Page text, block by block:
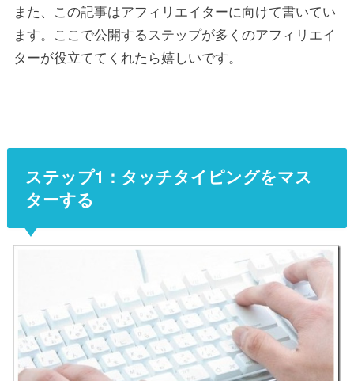
また、この記事はアフィリエイターに向けて書いてい
ます。ここで公開するステップが多くのアフィリエイ
ターが役立ててくれたら嬉しいです。
ステップ1：タッチタイピングをマス
ターする